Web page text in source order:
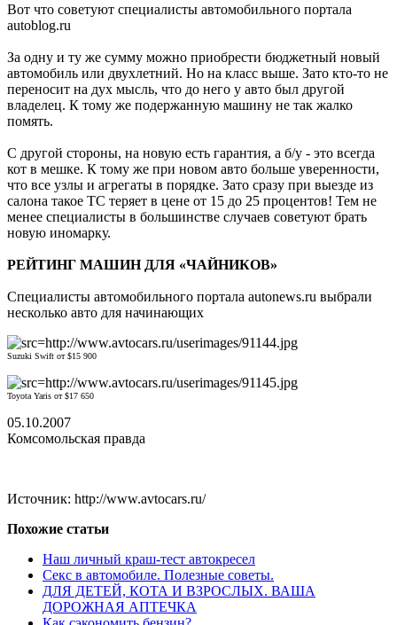
Вот что советуют специалисты автомобильного портала
autoblog.ru
За одну и ту же сумму можно приобрести бюджетный новый
автомобиль или двухлетний. Но на класс выше. Зато кто-то не
переносит на дух мысль, что до него у авто был другой
владелец. К тому же подержанную машину не так жалко
помять.
С другой стороны, на новую есть гарантия, а б/у - это всегда
кот в мешке. К тому же при новом авто больше уверенности,
что все узлы и агрегаты в порядке. Зато сразу при выезде из
салона такое ТС теряет в цене от 15 до 25 процентов! Тем не
менее специалисты в большинстве случаев советуют брать
новую иномарку.
РЕЙТИНГ МАШИН ДЛЯ «ЧАЙНИКОВ»
Специалисты автомобильного портала autonews.ru выбрали
несколько авто для начинающих
Suzuki Swift от $15 900
Toyota Yaris от $17 650
05.10.2007
Комсомольская правда
Источник: http://www.avtocars.ru/
Похожие статьи
Наш личный краш-тест автокресел
Секс в автомобиле. Полезные советы.
ДЛЯ ДЕТЕЙ, КОТА И ВЗРОСЛЫХ. ВАША
ДОРОЖНАЯ АПТЕЧКА